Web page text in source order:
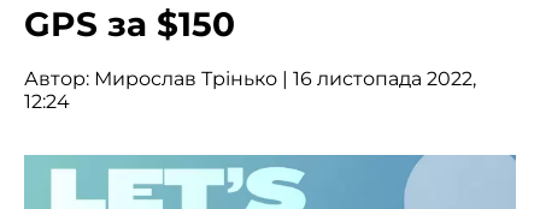
GPS за $150
Автор: Мирослав Трінько | 16 листопада 2022,
12:24